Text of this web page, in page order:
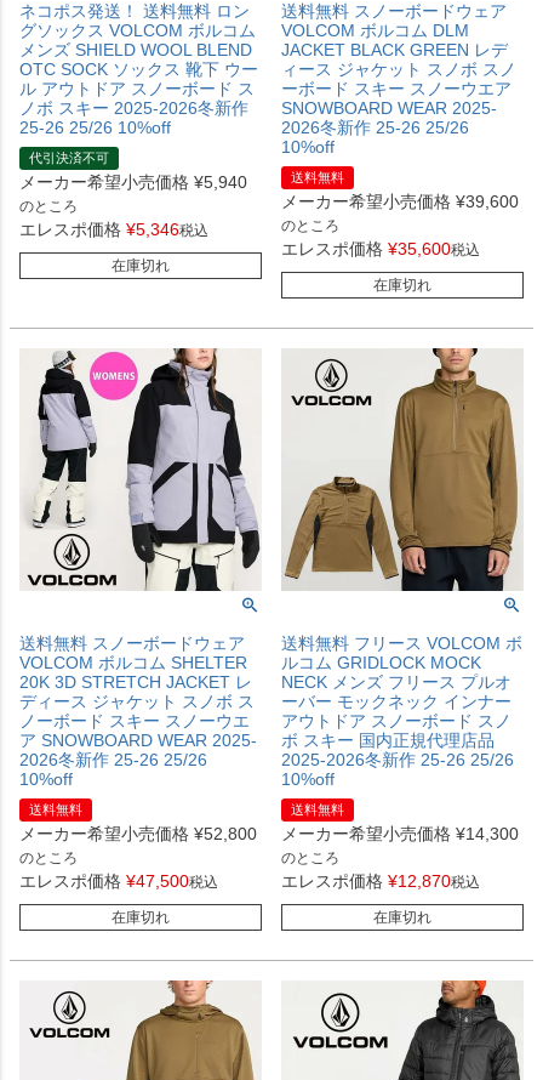
ネコポス発送！ 送料無料 ロン
グソックス VOLCOM ボルコム
メンズ SHIELD WOOL BLEND
OTC SOCK ソックス 靴下 ウー
ル アウトドア スノーボード ス
ノボ スキー 2025-2026冬新作
25-26 25/26 10%off
代引決済不可
メーカー希望小売価格 ¥5,940
のところ
エレスポ価格 ¥5,346税込
在庫切れ
送料無料 スノーボードウェア
VOLCOM ボルコム DLM
JACKET BLACK GREEN レデ
ィース ジャケット スノボ スノ
ーボード スキー スノーウエア
SNOWBOARD WEAR 2025-
2026冬新作 25-26 25/26
10%off
送料無料
メーカー希望小売価格 ¥39,600
のところ
エレスポ価格 ¥35,600税込
在庫切れ
送料無料 スノーボードウェア
VOLCOM ボルコム SHELTER
20K 3D STRETCH JACKET レ
ディース ジャケット スノボ ス
ノーボード スキー スノーウエ
ア SNOWBOARD WEAR 2025-
2026冬新作 25-26 25/26
10%off
送料無料
メーカー希望小売価格 ¥52,800
のところ
エレスポ価格 ¥47,500税込
在庫切れ
送料無料 フリース VOLCOM ボ
ルコム GRIDLOCK MOCK
NECK メンズ フリース プルオ
ーバー モックネック インナー
アウトドア スノーボード スノ
ボ スキー 国内正規代理店品
2025-2026冬新作 25-26 25/26
10%off
送料無料
メーカー希望小売価格 ¥14,300
のところ
エレスポ価格 ¥12,870税込
在庫切れ